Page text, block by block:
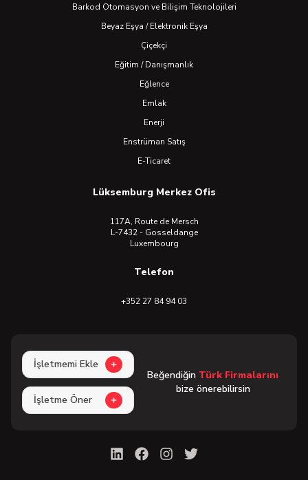
Barkod Otomasyon ve Bilişim Teknolojileri
Beyaz Eşya / Elektronik Eşya
Çiçekçi
Eğitim / Danışmanlık
Eğlence
Emlak
Enerji
Enstrüman Satış
E-Ticaret
Lüksemburg Merkez Ofis
117A, Route de Mersch
L-7432 - Gosseldange
Luxembourg
Telefon
+352 27 84 94 03
İşletmemi Ekle
İşletme Öner
Beğendiğin Türk Firmalarını
bize önerebilirsin